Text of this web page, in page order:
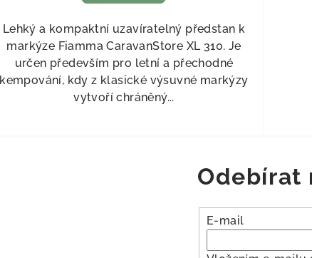
Lehký a kompaktní uzavíratelný předstan k
markýze Fiamma CaravanStore XL 310. Je
určen především pro letní a přechodné
kempování, kdy z klasické výsuvné markýzy
vytvoří chráněný...
Odebírat
E-mail